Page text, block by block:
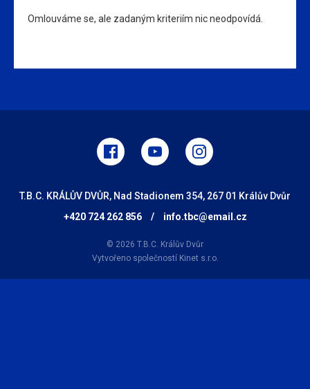
Omlouváme se, ale zadaným kriteriím nic neodpovídá.
T.B.C. KRÁLŮV DVŮR, Nad Stadionem 354, 267 01 Králův Dvůr
+420 724 262 856
/ info.tbc@email.cz
© 2026 T.B.C. Králův Dvůr
Vytvořeno společností Kinet s.r.o.